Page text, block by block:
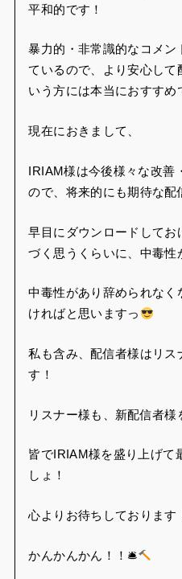
平和的です！
暴力的・非常識的なコメン
ているので、より安心して
いう方には本当におすすめ
現在におきまして、
IRIAM様は今後様々な改
ので、将来的にも期待な配
早目にダウンロードしてお
づく思うくらいに、中毒性
中毒性があり辞められな
ければと思いますっ
私も含み、配信者様はリス
す！
リスナー様も、新配信者様
皆でIRIAM様を盛り上げて
しょ！
心よりお待ちしております
かんかんかん！！🛎